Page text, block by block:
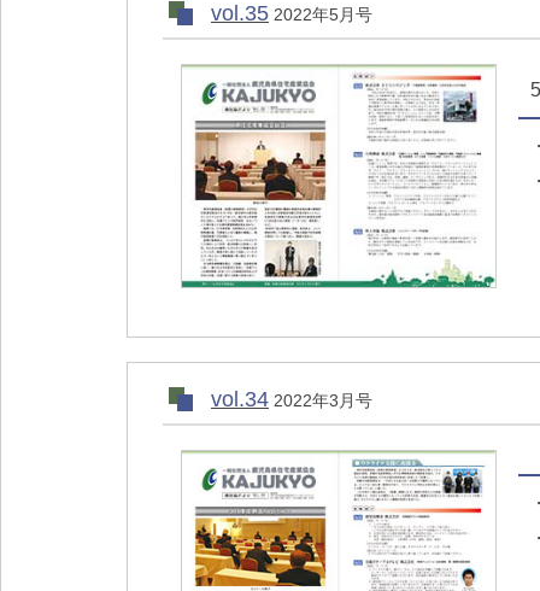
vol.35 2022年5月号
vol.34 2022年3月号